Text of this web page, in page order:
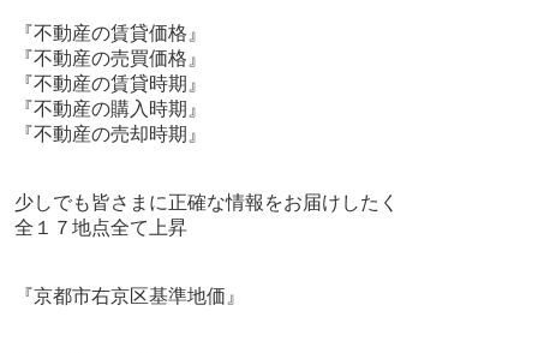
『不動産の賃貸価格』
『不動産の売買価格』
『不動産の賃貸時期』
『不動産の購入時期』
『不動産の売却時期』
少しでも皆さまに正確な情報をお届けしたく
全１７地点全て上昇
『京都市右京区基準地価』